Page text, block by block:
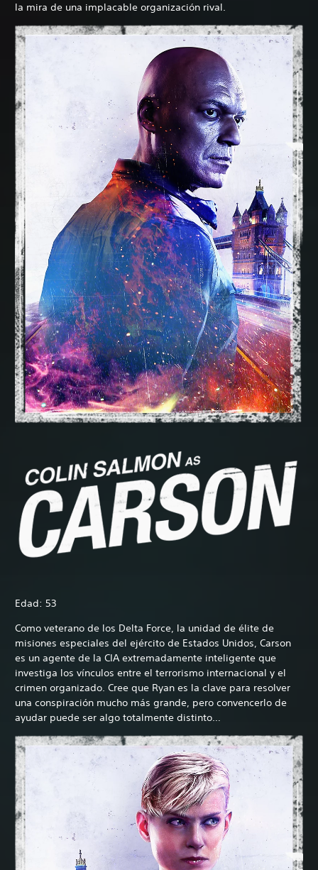
la mira de una implacable organización rival.
Edad: 53
Como veterano de los Delta Force, la unidad de élite de
misiones especiales del ejército de Estados Unidos, Carson
es un agente de la CIA extremadamente inteligente que
investiga los vínculos entre el terrorismo internacional y el
crimen organizado. Cree que Ryan es la clave para resolver
una conspiración mucho más grande, pero convencerlo de
ayudar puede ser algo totalmente distinto…